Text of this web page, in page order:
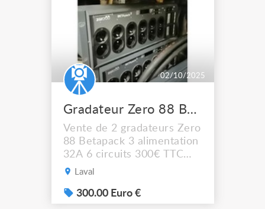
02/10/2025
Gradateur Zero 88 Betapack 3
Vente de 2 gradateurs Zero
88 Betapack 3 alimentation
32A 6 circuits 300€ TTC
l'unité Pas de livraison, à
Laval
300.00 Euro €